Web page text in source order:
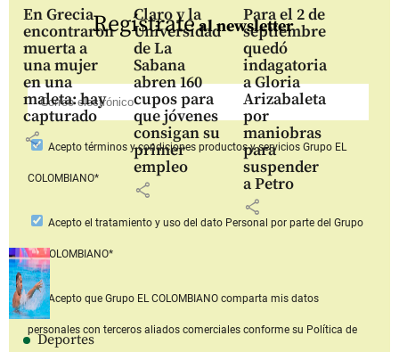
En Grecia
encontraron
muerta a
una mujer
en una
maleta: hay
capturado
share
Claro y la
Universidad
de La
Sabana
abren 160
cupos para
que jóvenes
consigan su
primer
empleo
share
Para el 2 de
septiembre
quedó
indagatoria
a Gloria
Arizabaleta
por
maniobras
para
suspender
a Petro
share
Deportes
Regístrateal newsletter
Aceptotérminos y condiciones productos y serviciosGrupo EL
COLOMBIANO*
Acepto el tratamiento y uso del dato Personal por parte del Grupo
EL COLOMBIANO*
Acepto que Grupo EL COLOMBIANOcomparta mis datos
personales con terceros aliados comerciales conforme su Política de